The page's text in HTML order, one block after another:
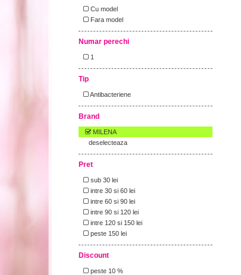
Cu model
Fara model
Numar perechi
1
Tip
Antibacteriene
Brand
MILENA
deselecteaza
Pret
sub 30 lei
intre 30 si 60 lei
intre 60 si 90 lei
intre 90 si 120 lei
intre 120 si 150 lei
peste 150 lei
Discount
peste 10 %